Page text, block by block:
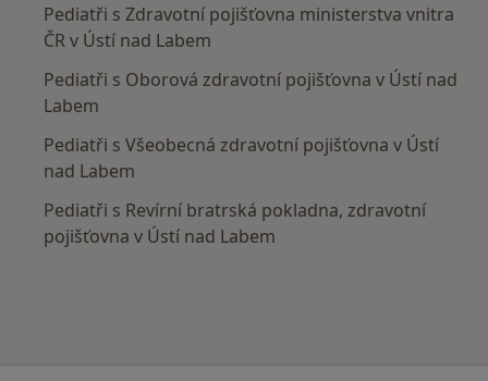
Pediatři s Zdravotní pojišťovna ministerstva vnitra
ČR v Ústí nad Labem
Pediatři s Oborová zdravotní pojišťovna v Ústí nad
Labem
Pediatři s Všeobecná zdravotní pojišťovna v Ústí
nad Labem
Pediatři s Revírní bratrská pokladna, zdravotní
pojišťovna v Ústí nad Labem